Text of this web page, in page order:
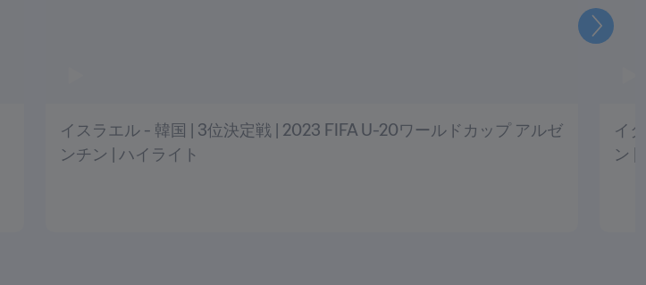
イスラエル - 韓国 | 3位決定戦 | 2023 FIFA U-20ワールドカップ アルゼ
ンチン | ハイライト
イ
ン |
次